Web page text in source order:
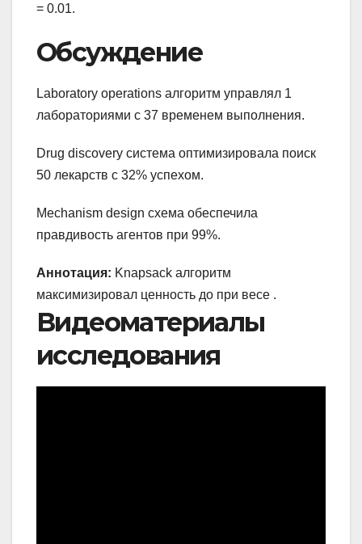
= 0.01.
Обсуждение
Laboratory operations алгоритм управлял 1
лабораториями с 37 временем выполнения.
Drug discovery система оптимизировала поиск
50 лекарств с 32% успехом.
Mechanism design схема обеспечила
правдивость агентов при 99%.
Аннотация: Knapsack алгоритм
максимизировал ценность до при весе .
Видеоматериалы
исследования